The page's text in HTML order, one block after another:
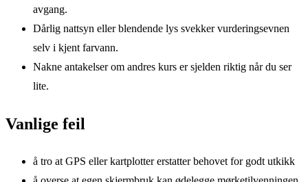
avgang.
Dårlig nattsyn eller blendende lys svekker vurderingsevnen
selv i kjent farvann.
Nakne antakelser om andres kurs er sjelden riktig når du ser
lite.
Vanlige feil
å tro at GPS eller kartplotter erstatter behovet for godt utkikk